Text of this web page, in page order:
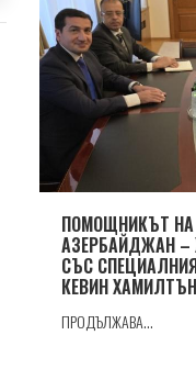
ПОМОЩНИКЪТ НА
АЗЕРБАЙДЖАН –
СЪС
КЕВИН ХАМИЛТЪН
ПРОДЪЛЖАВА...